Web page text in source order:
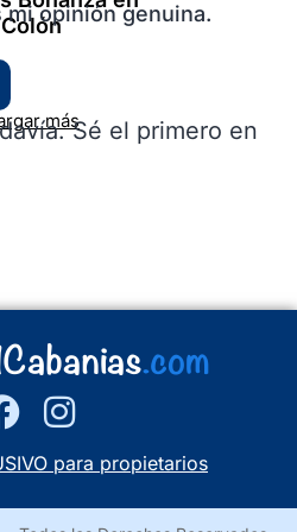
Colón
más
opinión genuina.
Sé el primero en
para propietarios